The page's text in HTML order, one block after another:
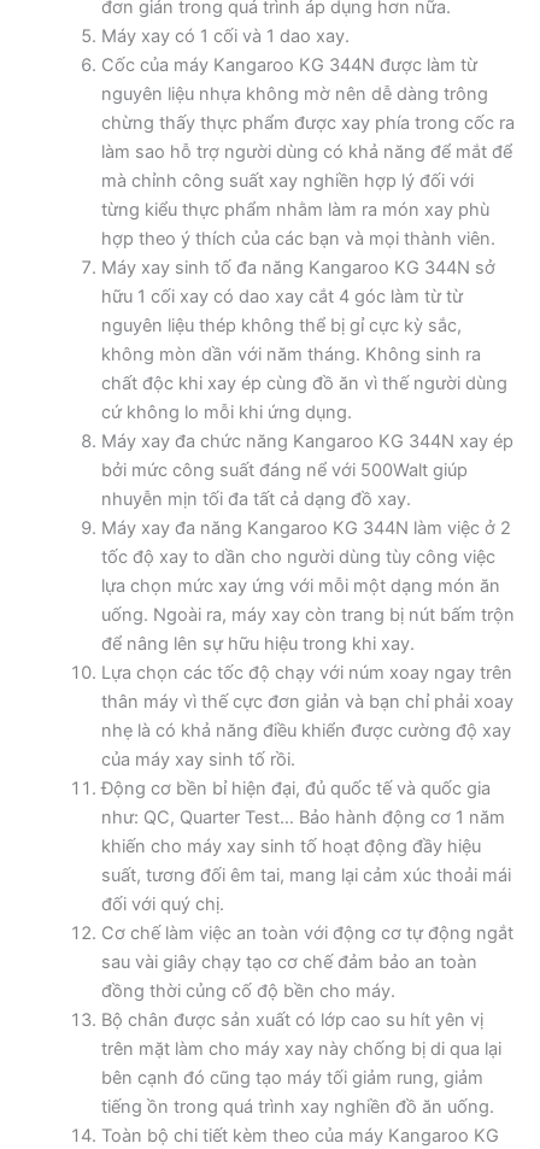
đơn giản trong quá trình áp dụng hơn nữa.
Máy xay có 1 cối và 1 dao xay.
Cốc của máy Kangaroo KG 344N được làm từ
nguyên liệu nhựa không mờ nên dễ dàng trông
chừng thấy thực phẩm được xay phía trong cốc ra
làm sao hỗ trợ người dùng có khả năng để mắt để
mà chỉnh công suất xay nghiền hợp lý đối với
từng kiểu thực phẩm nhằm làm ra món xay phù
hợp theo ý thích của các bạn và mọi thành viên.
Máy xay sinh tố đa năng Kangaroo KG 344N sở
hữu 1 cối xay có dao xay cắt 4 góc làm từ từ
nguyên liệu thép không thể bị gỉ cực kỳ sắc,
không mòn dần với năm tháng. Không sinh ra
chất độc khi xay ép cùng đồ ăn vì thế người dùng
cứ không lo mỗi khi ứng dụng.
Máy xay đa chức năng Kangaroo KG 344N xay ép
bởi mức công suất đáng nể với 500Walt giúp
nhuyễn mịn tối đa tất cả dạng đồ xay.
Máy xay đa năng Kangaroo KG 344N làm việc ở 2
tốc độ xay to dần cho người dùng tùy công việc
lựa chọn mức xay ứng với mỗi một dạng món ăn
uống. Ngoài ra, máy xay còn trang bị nút bấm trộn
để nâng lên sự hữu hiệu trong khi xay.
Lựa chọn các tốc độ chạy với núm xoay ngay trên
thân máy vì thế cực đơn giản và bạn chỉ phải xoay
nhẹ là có khả năng điều khiển được cường độ xay
của máy xay sinh tố rồi.
Động cơ bền bỉ hiện đại, đủ quốc tế và quốc gia
như: QC, Quarter Test… Bảo hành động cơ 1 năm
khiến cho máy xay sinh tố hoạt động đầy hiệu
suất, tương đối êm tai, mang lại cảm xúc thoải mái
đối với quý chị.
Cơ chế làm việc an toàn với động cơ tự động ngắt
sau vài giây chạy tạo cơ chế đảm bảo an toàn
đồng thời củng cố độ bền cho máy.
Bộ chân được sản xuất có lớp cao su hít yên vị
trên mặt làm cho máy xay này chống bị di qua lại
bên cạnh đó cũng tạo máy tối giảm rung, giảm
tiếng ồn trong quá trình xay nghiền đồ ăn uống.
Toàn bộ chi tiết kèm theo của máy Kangaroo KG